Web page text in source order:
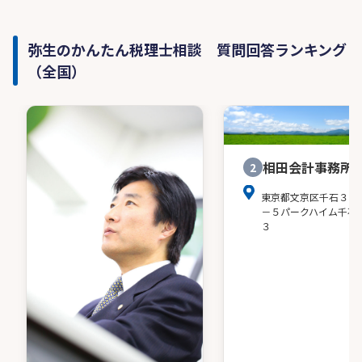
弥生のかんたん税理士相談 質問回答ランキング
（全国）
2 相田会計事務所
東京都文京区千石３－
－５パークハイム千石
３